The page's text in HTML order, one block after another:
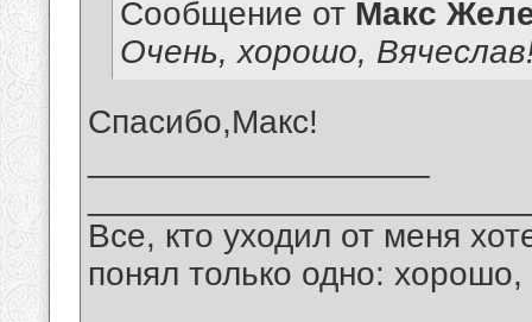
Сообщение от Макс
Очень, хорошо,
Спасибо,Макс!
Все, кто уходил от меня
понял только одно: